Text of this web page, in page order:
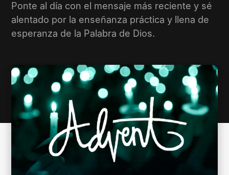
Ponte al día con el mensaje más reciente y sé
alentado por la enseñanza práctica y llena de
esperanza de la Palabra de Dios.